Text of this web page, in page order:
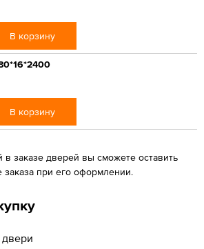
В корзину
В корзину
в заказе дверей вы сможете оставить
при его оформлении.